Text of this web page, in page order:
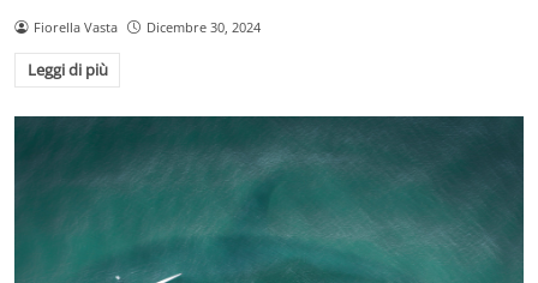
Fiorella Vasta Dicembre 30, 2024
Leggi di più